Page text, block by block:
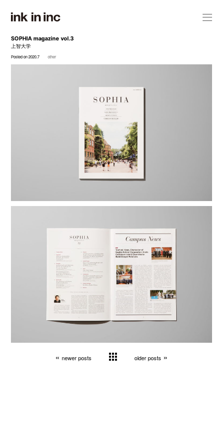
SOPHIA magazine vol.3
上智大学
Posted on 2020.7 other
« newer posts older posts »